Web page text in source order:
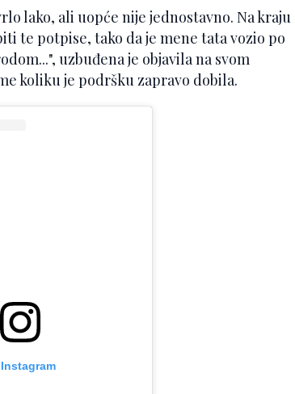
lako, ali uopće nije jednostavno. Na kraju
te potpise, tako da je mene tata vozio po
uzbuđena je objavila na svom
koliku je podršku zapravo dobila.